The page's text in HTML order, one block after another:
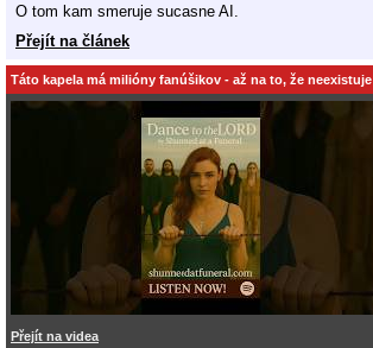
O tom kam smeruje sucasne AI.
Přejít na článek
Táto kapela má milióny fanúšikov - až na to, že neexistuje
Přejít na videa